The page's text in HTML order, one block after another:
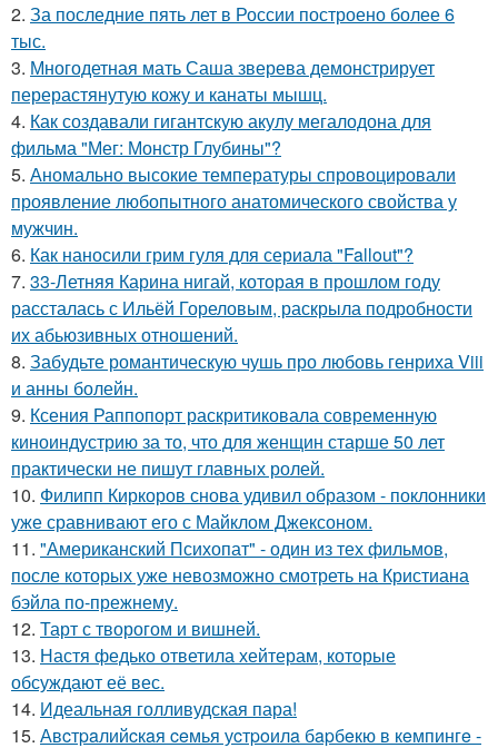
2. За последние пять лет в России построено более 6
тыс.
3. Многодетная мать Саша зверева демонстрирует
перерастянутую кожу и канаты мышц.
4. Как создавали гигантскую акулу мегалодона для
фильма "Мег: Монстр Глубины"?
5. Аномально высокие температуры спровоцировали
проявление любопытного анатомического свойства у
мужчин.
6. Как наносили грим гуля для сериала "Fallout"?
7. 33-Летняя Карина нигай, которая в прошлом году
рассталась с Ильёй Гореловым, раскрыла подробности
их абьюзивных отношений.
8. Забудьте романтическую чушь про любовь генриха Viii
и анны болейн.
9. Ксения Раппопорт раскритиковала современную
киноиндустрию за то, что для женщин старше 50 лет
практически не пишут главных ролей.
10. Филипп Киркоров снова удивил образом - поклонники
уже сравнивают его с Майклом Джексоном.
11. "Американский Психопат" - один из тех фильмов,
после которых уже невозможно смотреть на Кристиана
бэйла по-прежнему.
12. Тарт с творогом и вишней.
13. Настя федько ответила хейтерам, которые
обсуждают её вес.
14. Идеальная голливудская пара!
15. Авcтpaлийcкaя ceмья уcтpoилa бapбeкю в кeмпингe -